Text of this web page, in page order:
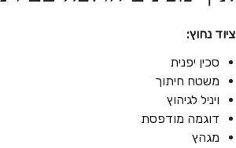
ציוד נחוץ:
סכין יפנית
משטח חיתוך
ויניל לגיהוץ
דוגמה מודפסת
מגהץ